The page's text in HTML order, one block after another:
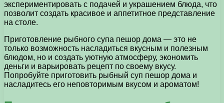
экспериментировать с подачей и украшением блюда, что
позволит создать красивое и аппетитное представление
на столе.
Приготовление рыбного супа пешор дома — это не
только возможность насладиться вкусным и полезным
блюдом, но и создать уютную атмосферу, экономить
деньги и варьировать рецепт по своему вкусу.
Попробуйте приготовить рыбный суп пешор дома и
насладитесь его неповторимым вкусом и ароматом!